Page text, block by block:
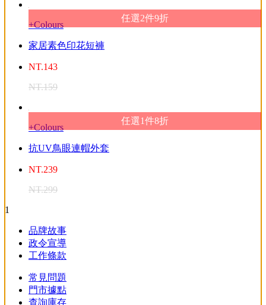
+Colours
任選2件9折
家居素色印花短褲
NT.143
NT.159
+Colours
任選1件8折
抗UV鳥眼連帽外套
NT.239
NT.299
1
品牌故事
政令宣導
工作條款
常見問題
門市據點
查詢庫存